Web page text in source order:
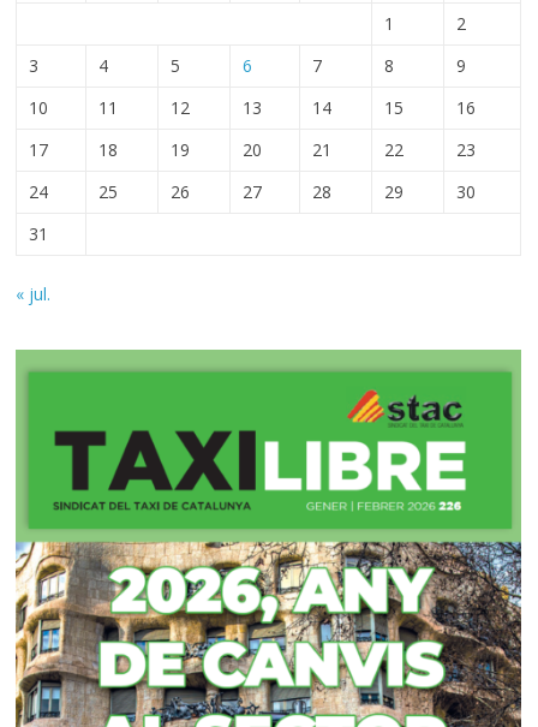
1
2
3
4 5 6 7 8
9
10
11 12 13 14 15
16
17
18 19 20 21 22
23
24
25 26 27 28 29
30
31
« jul.